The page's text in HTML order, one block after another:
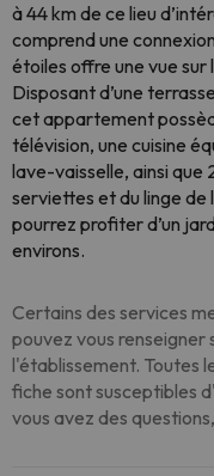
à 44 km de ce lieu
comprend une
étoiles offre une vue sur
Disposant d’une
cet appartement
télévision, une cuisine
lave-vaisselle, ainsi que
serviettes et du linge de
pourrez profiter d’un
environs.
Certains des services
pouvez vous
l'établissement. Toutes
fiche sont susceptibles
vous avez des